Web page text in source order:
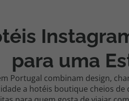
para uma
Portugal combinam design,
a hotéis boutique cheios